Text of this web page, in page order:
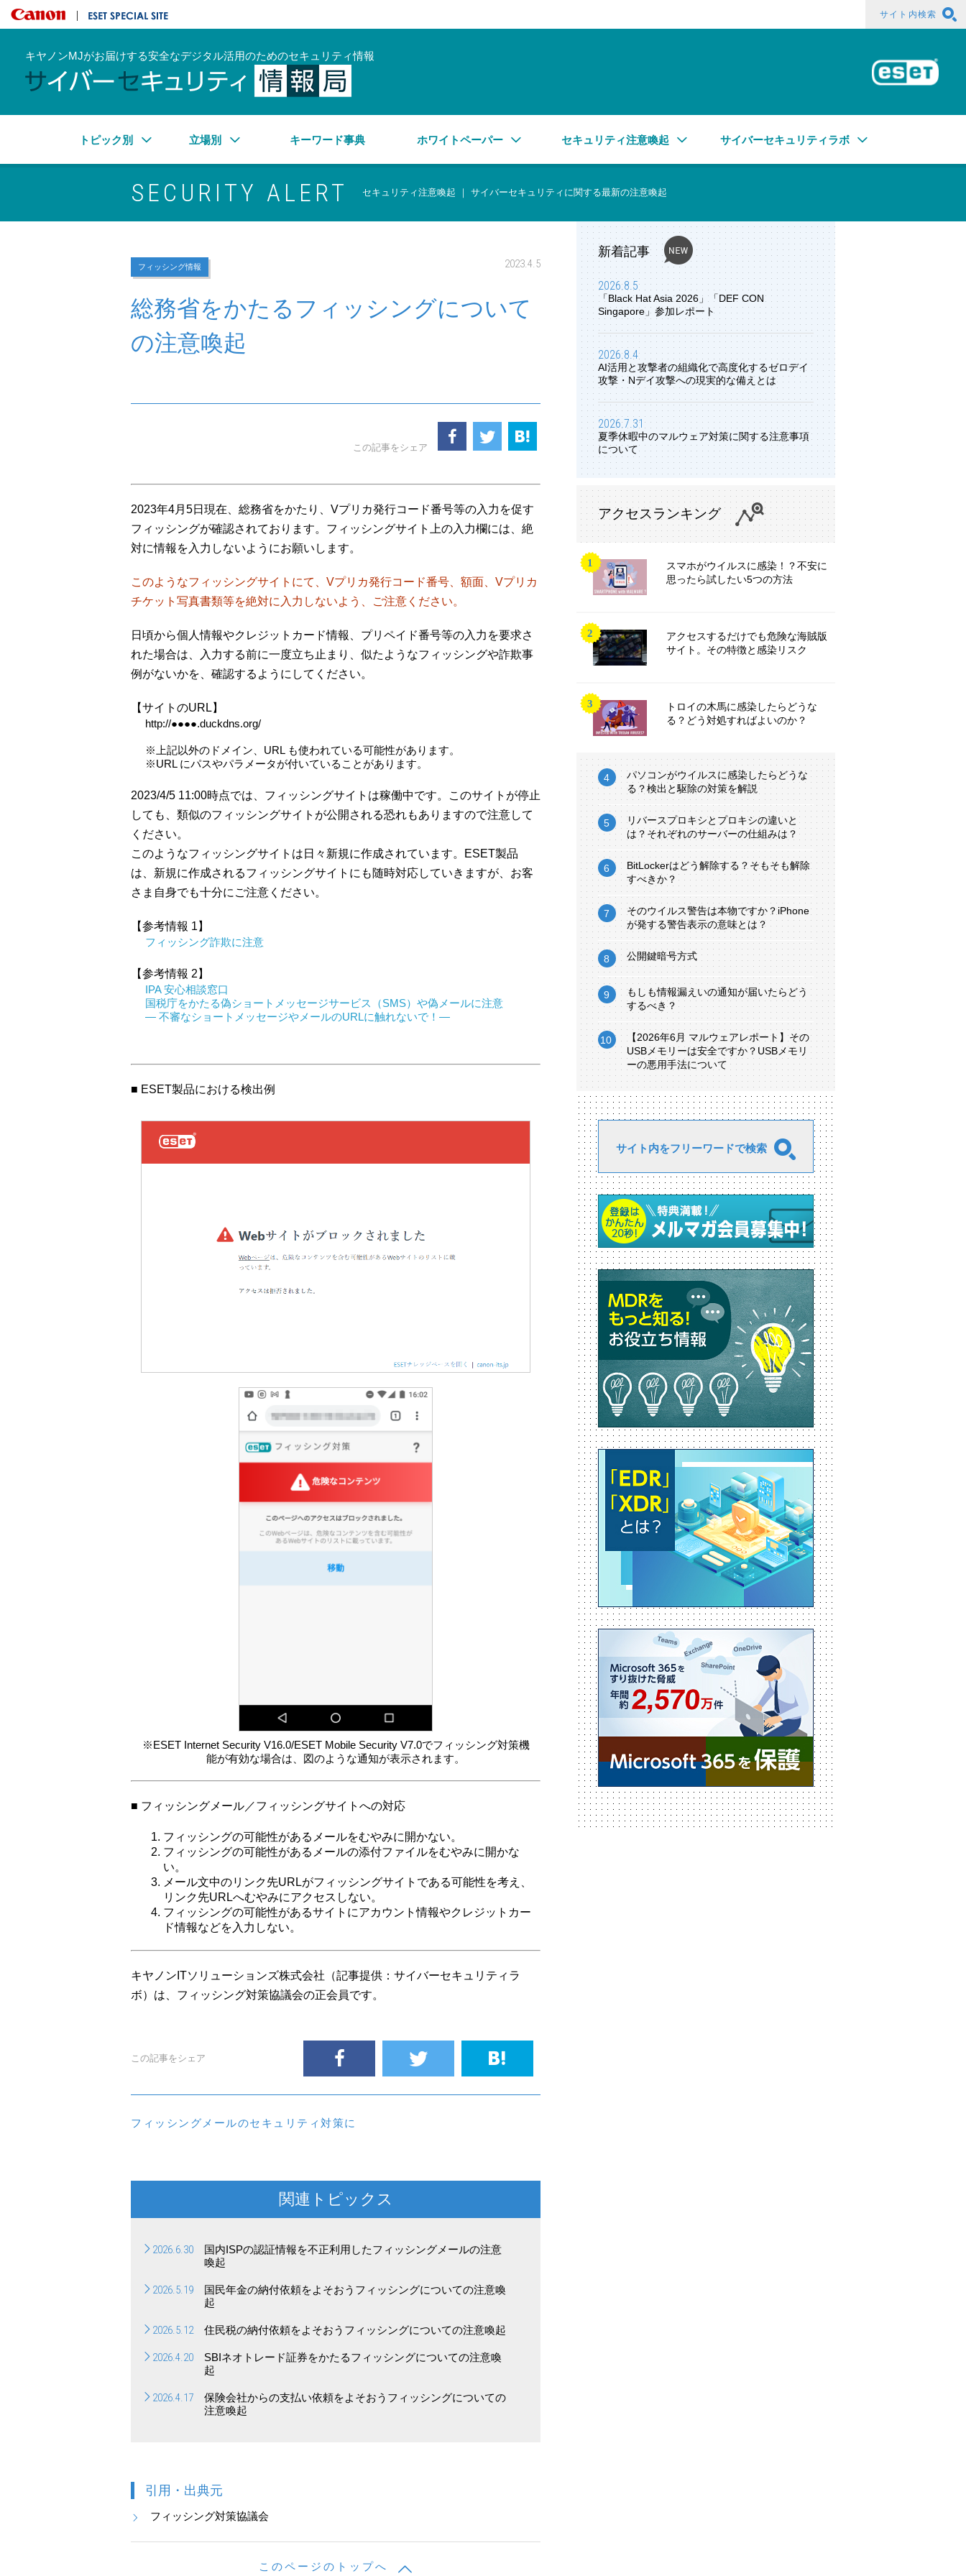
キヤノンマーケティングジャパン株式会社 サイト内検索
キヤノンMJがお届けする安全なデジタル活用のためのセキュリティ情報
トピック別 立場別 キーワード事典 ホワイトペーパー セキュリティ注意喚起 サイバーセキュリティラボ
SECURITY ALERT セキュリティ注意喚起 ｜ サイバーセキュリティに関する最新の注意喚起
フィッシング情報 2023.4.5
総務省をかたるフィッシングについて
の注意喚起
この記事をシェア
2023年4月5日現在、総務省をかたり、Vプリカ発行コード番号等の入力を促す
フィッシングが確認されております。フィッシングサイト上の入力欄には、絶
対に情報を入力しないようにお願いします。
このようなフィッシングサイトにて、Vプリカ発行コード番号、額面、Vプリカ
チケット写真書類等を絶対に入力しないよう、ご注意ください。
日頃から個人情報やクレジットカード情報、プリペイド番号等の入力を要求さ
れた場合は、入力する前に一度立ち止まり、似たようなフィッシングや詐欺事
例がないかを、確認するようにしてください。
【サイトのURL】
http://●●●●.duckdns.org/
※上記以外のドメイン、URL も使われている可能性があります。
※URL にパスやパラメータが付いていることがあります。
2023/4/5 11:00時点では、フィッシングサイトは稼働中です。このサイトが停止
しても、類似のフィッシングサイトが公開される恐れもありますので注意して
ください。
このようなフィッシングサイトは日々新規に作成されています。ESET製品
は、新規に作成されるフィッシングサイトにも随時対応していきますが、お客
さま自身でも十分にご注意ください。
【参考情報 1】
フィッシング詐欺に注意
【参考情報 2】
IPA 安心相談窓口
国税庁をかたる偽ショートメッセージサービス（SMS）や偽メールに注意
― 不審なショートメッセージやメールのURLに触れないで！―
■ ESET製品における検出例
※ESET Internet Security V16.0/ESET Mobile Security V7.0でフィッシング対策機
能が有効な場合は、図のような通知が表示されます。
■ フィッシングメール／フィッシングサイトへの対応
フィッシングの可能性があるメールをむやみに開かない。
フィッシングの可能性があるメールの添付ファイルをむやみに開かな
い。
メール文中のリンク先URLがフィッシングサイトである可能性を考え、
リンク先URLへむやみにアクセスしない。
フィッシングの可能性があるサイトにアカウント情報やクレジットカー
ド情報などを入力しない。
キヤノンITソリューションズ株式会社（記事提供：サイバーセキュリティラ
ボ）は、フィッシング対策協議会の正会員です。
この記事をシェア
フィッシングメールのセキュリティ対策に
関連トピックス
2026.6.30
国内ISPの認証情報を不正利用したフィッシングメールの注意
喚起
2026.5.19
国民年金の納付依頼をよそおうフィッシングについての注意喚
起
2026.5.12 住民税の納付依頼をよそおうフィッシングについての注意喚起
2026.4.20
SBIネオトレード証券をかたるフィッシングについての注意喚
起
2026.4.17
保険会社からの支払い依頼をよそおうフィッシングについての
注意喚起
引用・出典元
フィッシング対策協議会
このページのトップへ
新着記事
2026.8.5
「Black Hat Asia 2026」「DEF CON
Singapore」参加レポート
2026.8.4
AI活用と攻撃者の組織化で高度化するゼロデイ
攻撃・Nデイ攻撃への現実的な備えとは
2026.7.31
夏季休暇中のマルウェア対策に関する注意事項
について
アクセスランキング
スマホがウイルスに感染！？不安に
思ったら試したい5つの方法
アクセスするだけでも危険な海賊版
サイト。その特徴と感染リスク
トロイの木馬に感染したらどうな
る？どう対処すればよいのか？
パソコンがウイルスに感染したらどうな
る？検出と駆除の対策を解説
リバースプロキシとプロキシの違いと
は？それぞれのサーバーの仕組みは？
BitLockerはどう解除する？そもそも解除
すべきか？
そのウイルス警告は本物ですか？iPhone
が発する警告表示の意味とは？
公開鍵暗号方式
もしも情報漏えいの通知が届いたらどう
するべき？
【2026年6月 マルウェアレポート】その
USBメモリーは安全ですか？USBメモリ
ーの悪用手法について
サイト内をフリーワードで検索